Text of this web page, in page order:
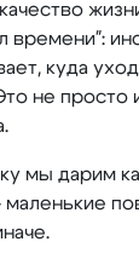
времени":
куда
не просто
мы дарим